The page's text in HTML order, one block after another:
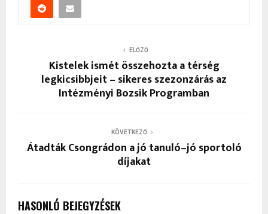
ELŐZŐ
Kistelek ismét összehozta a térség
legkicsibbjeit – sikeres szezonzárás az
Intézményi Bozsik Programban
KÖVETKEZŐ
Átadták Csongrádon a jó tanuló–jó sportoló
díjakat
HASONLÓ BEJEGYZÉSEK